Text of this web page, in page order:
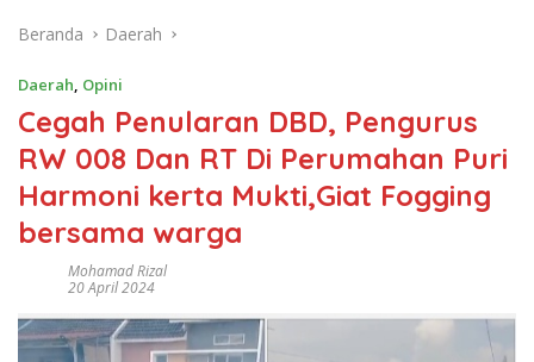
Beranda Daerah
Daerah, Opini
Cegah Penularan DBD, Pengurus
RW 008 Dan RT Di Perumahan Puri
Harmoni kerta Mukti,Giat Fogging
bersama warga
Mohamad Rizal
20 April 2024